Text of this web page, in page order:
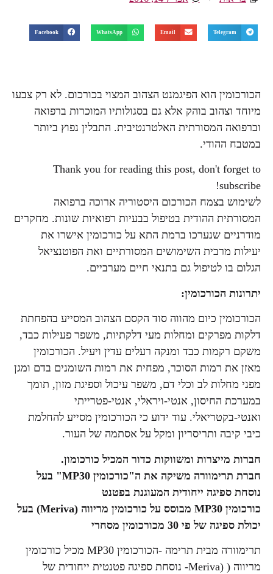
Telegram
Email
WhatsApp
Facebook
הכורכומין הוא הפיגמנט הצהוב המצוי בכורכום. לא רק צבעו
מיוחד וצהוב בוהק אלא גם בסגולותיו המוכרות ברפואה
וברפואה המסורתית האלטרנטיבית. התבלין נפוץ ביותר
במטבח ההודי.
Thank you for reading this post, don't forget to
subscribe!
לשימוש בצמח הכורכום היסטוריה ארוכה ברפואה
המסורתית ההודית בטיפול בבעיות רפואיות שונות. מחקרים
מודרניים שנערכו ברמת התא על כורכומין אישרו את
יעילות מרבית השימושים המסורתיים ואת הפוטנציאל
הגלום בו לטיפול גם בתנאי חיים מערביים.
יתרונות הכורכומין:
הכורכומין כיום מהווה סוד הקסם הצהוב המסייע בהפחתת
דלקות מפרקים ומחלות מעי דלקתיות, משפר פעילות כבד,
משקם רקמות כבד ומנקה רעלים עדין ויעיל. הכורכומין
מאזן את רמות הסוכר, מפחית את רמות השומנים בדם ומגן
מפני מחלות לב וכלי דם, משפר עיכול וספיגת מזון, תומך
במערכת החיסון, אנטי-ויראלי, אנטי-פטרייתי
ואנטי-בקטריאלי. עוד ידוע כי הכורכומין מסייע להחלמת
כיבי קיבה ותריסריון ומקל על אסתמה של העור.
חברות מייצרות ומשווקות כדור המכיל כורכומון.
חברת תרימוורה משיקה את ה"כורכומין MP30" בעל
נוסחת ספיגה ייחודית המעוגנת בפטנט
כורכומין MP30 מבוסס על כורכומין מריווה (Meriva) בעל
יכולת ספיגה של פי 30 מכורכומין מסחרי
תרימוורה מבית תרימה -הכורכומין MP30 מכיל כורכומין
מריווה ( (Meriva- נוסחת ספיגה פטנטית ייחודית של